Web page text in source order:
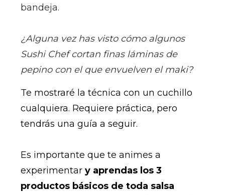
bandeja.
¿Alguna vez has visto cómo algunos
Sushi Chef cortan finas láminas de
pepino con el que envuelven el maki?
Te mostraré la técnica con un cuchillo
cualquiera. Requiere práctica, pero
tendrás una guía a seguir.
Es importante que te animes a
experimentar y aprendas los 3
productos básicos de toda salsa